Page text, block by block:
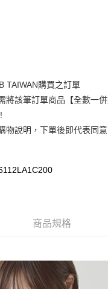
行
華泰商業銀行
遠東國際商業
星展（台灣）
，選擇欲分期的期數、繳款截止
未通過狀況，表示未達大哥付你
付」】
員、不需綁卡、不需儲值。
碼，簡訊認證，即可結帳。
／服務後，再付款。
TAIWAN購買之訂單
將該筆訂單商品【全數一併
物說明，下單後即代表同意
商品規格